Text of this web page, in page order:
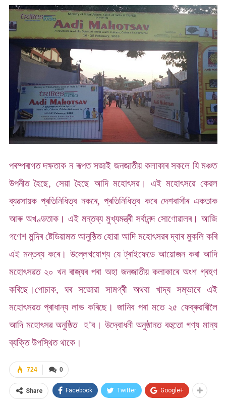
পৰম্পৰাগত দক্ষতাক ন ৰূপত সজাই জনজাতীয় কলাকাৰ সকলে যি মঞ্চত
উপনীত হৈছে, সেয়া হৈছে আদি মহোৎসৱ। এই মহোৎসৱে কেৱল
ব্যৱসায়ক প্ৰতিনিধিত্ব নকৰে, প্ৰতিনিধিত্ব কৰে দেশবাসীৰ একতাক
আৰু অখণ্ডতাক। এই মন্তব্য মুখ্যমন্ত্ৰী সৰ্বানন্দ সোণোৱালৰ। আজি
গণেশ মন্দিৰ ষ্টেডিয়ামত আনুষ্ঠিত হোৱা আদি মহোৎসৱৰ দ্বাৰ মুকলি কৰি
এই মন্তব্য কৰে। উল্লেখযোগ্য যে ট্ৰাইফেডে আয়োজন কৰা আদি
মহোৎসৱত ২০ খন ৰাজ্যৰ পৰা অহা জনজাতীয় কলাকাৰে অংশ গ্ৰহণ
কৰিছে।পোচাক, ঘৰ সজোৱা সামগ্ৰী অথবা খাদ্য সম্ভাৰে এই
মহোৎসৱত প্ৰাধান্য লাভ কৰিছে। জানিব পৰা মতে ২৫ ফেব্ৰুৱাৰীলৈ
আদি মহোৎসৱ অনুষ্ঠিত হ’ব। উদ্বোধনী অনুষ্ঠানত বহুতো গণ্য মান্য
ব্যক্তি উপস্থিত থাকে।
0
724
Share Facebook Twitter Google+